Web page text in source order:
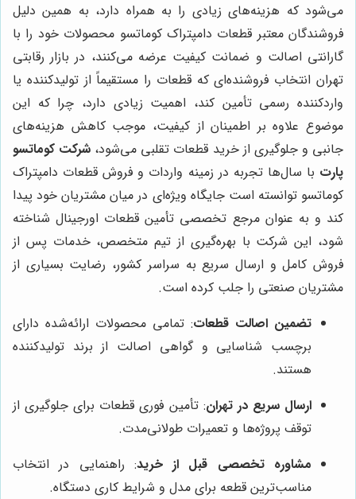
می‌شود که هزینه‌های زیادی را به همراه دارد، به همین دلیل
فروشندگان معتبر قطعات دامپتراک کوماتسو محصولات خود را با
گارانتی اصالت و ضمانت کیفیت عرضه می‌کنند، در بازار رقابتی
تهران انتخاب فروشنده‌ای که قطعات را مستقیماً از تولیدکننده یا
واردکننده رسمی تأمین کند، اهمیت زیادی دارد، چرا که این
موضوع علاوه بر اطمینان از کیفیت، موجب کاهش هزینه‌های
جانبی و جلوگیری از خرید قطعات تقلبی می‌شود، شرکت کوماتسو
پارت با سال‌ها تجربه در زمینه واردات و فروش قطعات دامپتراک
کوماتسو توانسته است جایگاه ویژه‌ای در میان مشتریان خود پیدا
کند و به عنوان مرجع تخصصی تأمین قطعات اورجینال شناخته
شود، این شرکت با بهره‌گیری از تیم متخصص، خدمات پس از
فروش کامل و ارسال سریع به سراسر کشور، رضایت بسیاری از
مشتریان صنعتی را جلب کرده است.
تضمین اصالت قطعات: تمامی محصولات ارائه‌شده دارای
برچسب شناسایی و گواهی اصالت از برند تولیدکننده
هستند.
ارسال سریع در تهران: تأمین فوری قطعات برای جلوگیری از
توقف پروژه‌ها و تعمیرات طولانی‌مدت.
مشاوره تخصصی قبل از خرید: راهنمایی در انتخاب
مناسب‌ترین قطعه برای مدل و شرایط کاری دستگاه.